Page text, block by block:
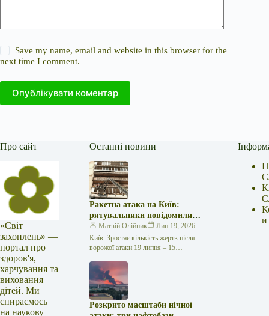
Save my name, email and website in this browser for the
next time I comment.
Опублікувати коментар
Про сайт
«Світ
захоплень» —
портал про
здоров'я,
харчування та
виховання
дітей. Ми
спираємось
на наукову
Останні новини
Ракетна атака на Київ:
рятувальники повідомили
про 15 поранених
Матвій Олійник
Лип 19, 2026
Київ: Зростає кількість жертв після
ворожої атаки 19 липня – 15
російської агресії, що сталася у
столиці…
Розкрито масштаби нічної
и